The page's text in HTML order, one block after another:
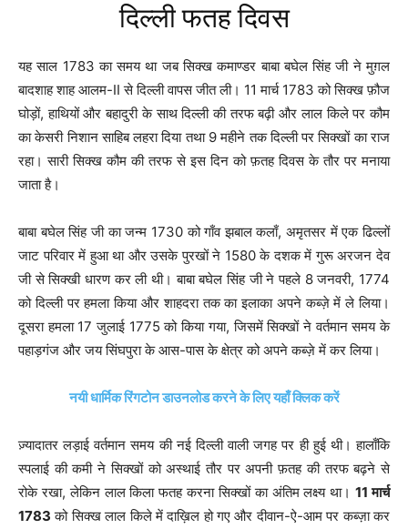
दिल्ली फतह दिवस
यह साल 1783 का समय था जब सिक्ख कमाण्‍डर बाबा बघेल सिंह जी ने मुग़ल
बादशाह शाह आलम-II से दिल्‍ली वापस जीत ली। 11 मार्च 1783 को सिक्ख फ़ौज
घोड़ों, हाथियों और बहादुरी के साथ दिल्ली की तरफ बढ़ी और लाल किले पर कौम
का केसरी निशान साहिब लहरा दिया तथा 9 महीने तक दिल्ली पर सिक्खों का राज
रहा। सारी सिक्ख कौम की तरफ से इस दिन को फ़तह दिवस के तौर पर मनाया
जाता है।
बाबा बघेल सिंह जी का जन्म 1730 को गाँव झबाल कलाँ, अमृतसर में एक ढिल्लों
जाट परिवार में हुआ था और उसके पुरखों ने 1580 के दशक में गुरू अरजन देव
जी से सिक्खी धारण कर ली थी। बाबा बघेल सिंह जी ने पहले 8 जनवरी, 1774
को दिल्ली पर हमला किया और शाहदरा तक का इलाका अपने कब्ज़े में ले लिया।
दूसरा हमला 17 जुलाई 1775 को किया गया, जिसमें सिक्खों ने वर्तमान समय के
पहाड़गंज और जय सिंघपुरा के आस-पास के क्षेत्र को अपने कब्ज़े में कर लिया।
नयी धार्मिक रिंगटोन डाउनलोड करने के लिए यहाँ क्लिक करें
ज़्यादातर लड़ाई वर्तमान समय की नई दिल्ली वाली जगह पर ही हुई थी। हालाँकि
स्पलाई की कमी ने सिक्खों को अस्‍थाई तौर पर अपनी फ़तह की तरफ बढ़ने से
रोके रखा, लेकिन लाल किला फतह करना सिक्खों का अंतिम लक्ष्य था।11 मार्च
1783 को सिक्ख लाल किले में दाख़िल हो गए और दीवान-ऐ-आम पर कब्ज़ा कर